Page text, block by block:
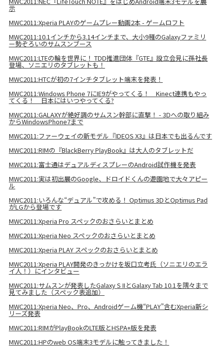
示
MWC2011:Xperia PLAYのゲームプレー動画2本 - ゲームロフト
MWC2011:10.1インチから3.14インチまで、大小9種のGalaxyファミリ
ー勢ぞろいのサムスンブース
MWC2011:LTEの輪を世界に！ TDD推進団体『GTE』設立会見に孫社長
登場、ソニエリのタブレットも！
MWC2011:HTCが初の7インチタブレット端末を発表！
MWC2011:Windows Phone 7にIE9がやってくる！ Kinect連携もやっ
てくる！ 日本にはいつやってくる?
MWC2011:GALAXYが絶好調のサムスン幹部に直撃！ - 3Dへの取り組み
からWindowsPhone7まで
MWC2011:ファーウェイの新モデル『IDEOS X3』は日本でも出るんです
MWC2011:RIMの『BlackBerry PlayBook』は大人のタブレットだ
MWC2011:富士通はデュアルディスプレーのAndroid試作機を発表
MWC2011:実は初出展のGoogle、ドロイドくんの遊園地で大々アピー
ル
MWC2011:いろんな“デュアル”で攻める！ Optimus 3DとOptimus Pad
がLGから登場です
MWC2011:Xperia Pro スペックのおさらいとまとめ
MWC2011:Xperia Neo スペックのおさらいとまとめ
MWC2011:Xperia PLAY スペックのおさらいとまとめ
MWC2011:Xperia PLAY開発のきっかけを坂口立考氏（ソニエリのエラ
イ人！）にインタビュー
MWC2011:サムスンが発表したGalaxy S IIとGalaxy Tab 10.1を隅々まで
見てみました（スペック表追加）
MWC2011:Xperia Neo、Pro、Androidゲーム機“PLAY”含むXperia新シ
リーズ発表
MWC2011:RIMがPlayBookのLTE版とHSPA+版を発表
MWC2011:HPのweb OS端末3モデルに触ってきました！